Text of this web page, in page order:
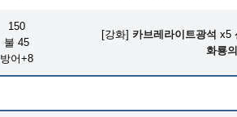
150
불 45
방어+8
[강화] 카브레라이트광석 x5
화룡